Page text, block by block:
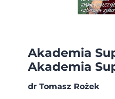
Akademia
Akademia
dr Tomasz Rożek